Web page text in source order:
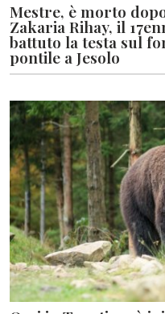
Mestre, è morto
Zakaria Rihay, il
battuto la testa sul
pontile a Jesolo